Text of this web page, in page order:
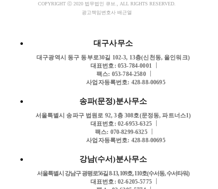
COPYRIGHT ⓒ 2020 법무법인 큐브., ALL RIGHTS RESERVED.
광고책임변호사 배근열
대구사무소
대구광역시 동구 동부로30길 102-3, 13층(신천동, 올인워크)
대표번호: 053-784-0001
팩스: 053-784-2580
사업자등록번호: 428-88-00695
송파(문정)분사무소
서울특별시 송파구 법원로 92, 3층 308호(문정동, 파트너스1)
대표번호: 02-6953-6325
팩스: 070-8299-6325
사업자등록번호: 428-88-00695
강남(수서)분사무소
서울특별시 강남구 광평로56길 8-13, 109호, 110호(수서동, 수서타워)
대표번호: 02-6205-5775